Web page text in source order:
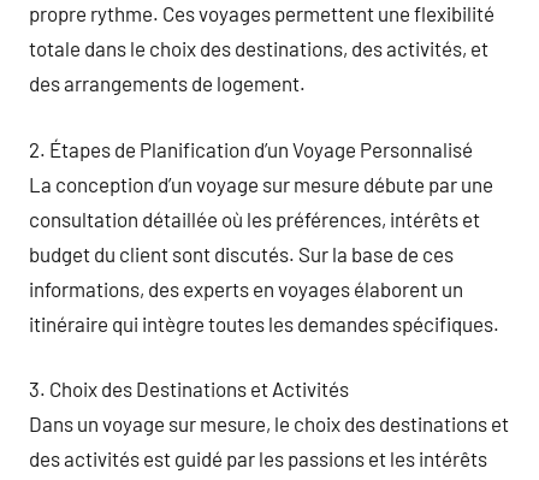
propre rythme. Ces voyages permettent une flexibilité
totale dans le choix des destinations, des activités, et
des arrangements de logement.
2. Étapes de Planification d’un Voyage Personnalisé
La conception d’un voyage sur mesure débute par une
consultation détaillée où les préférences, intérêts et
budget du client sont discutés. Sur la base de ces
informations, des experts en voyages élaborent un
itinéraire qui intègre toutes les demandes spécifiques.
3. Choix des Destinations et Activités
Dans un voyage sur mesure, le choix des destinations et
des activités est guidé par les passions et les intérêts